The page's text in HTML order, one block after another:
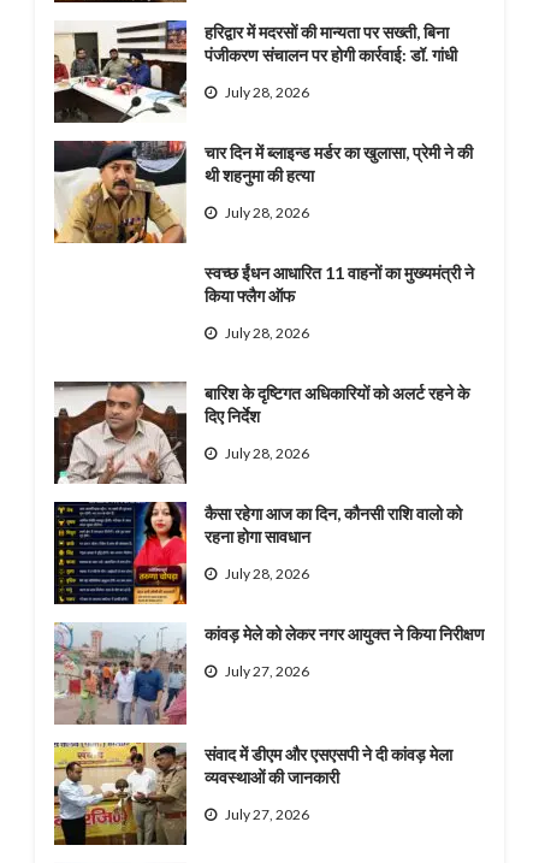
हरिद्वार में मदरसों की मान्यता पर सख्ती, बिना
पंजीकरण संचालन पर होगी कार्रवाई: डॉ. गांधी
July 28, 2026
चार दिन में ब्लाइन्ड मर्डर का खुलासा, प्रेमी ने की
थी शहनुमा की हत्या
July 28, 2026
स्वच्छ ईंधन आधारित 11 वाहनों का मुख्यमंत्री ने
किया फ्लैग ऑफ
July 28, 2026
बारिश के दृष्टिगत अधिकारियों को अलर्ट रहने के
दिए निर्देश
July 28, 2026
कैसा रहेगा आज का दिन, कौनसी राशि वालो को
रहना होगा सावधान
July 28, 2026
कांवड़ मेले को लेकर नगर आयुक्त ने किया निरीक्षण
July 27, 2026
संवाद में डीएम और एसएसपी ने दी कांवड़ मेला
व्यवस्थाओं की जानकारी
July 27, 2026